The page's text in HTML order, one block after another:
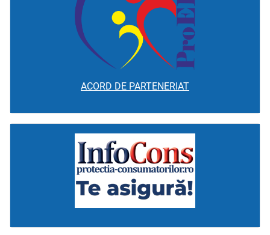
ACORD DE PARTENERIAT